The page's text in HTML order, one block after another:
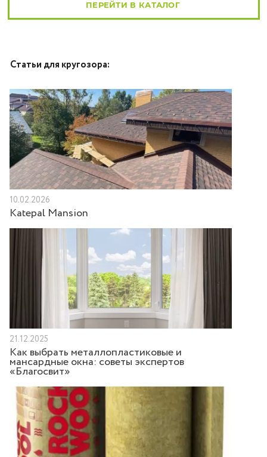
ПЕРЕЙТИ В КАТАЛОГ
Статьи для кругозора:
10.02.2026
Katepal Mansion
21.12.2025
Как выбрать металлопластиковые и
мансардные окна: советы экспертов
«Благосвит»